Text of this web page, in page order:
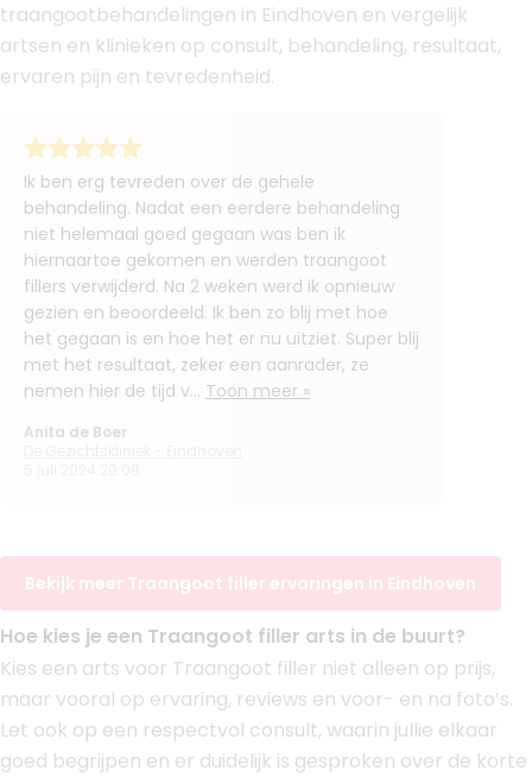
Klinieken
Faceland Eindhoven
Private Mediclinic Roermond
+ 3 meer
Bekijk artsprofiel
(9reviews)
7. MSc. Hans Janssen
BIG-nummer : 59917608281
FunctiePhysician Assistant
Aantal jaar ervaring 3 jaar
Klinieken
Faceland Eindhoven
Faceland Arnhem
(41reviews)
8. Drs. Hugo Ammerlaan
BIG-nummer: 79919762601
FunctieCosmetisch Arts KNMG, Cosmetisch arts
Aantal jaar ervaring 9 jaar
Klinieken
The Body Clinic Eindhoven
The Body Clinic Den Bosch
traangootbehandelingen in Eindhoven en vergelijk
artsen en klinieken op consult, behandeling, resultaat,
ervaren pijn en tevredenheid.
Ik ben erg tevreden over de gehele
behandeling. Nadat een eerdere behandeling
niet helemaal goed gegaan was ben ik
hiernaartoe gekomen en werden traangoot
fillers verwijderd. Na 2 weken werd ik opnieuw
gezien en beoordeeld. Ik ben zo blij met hoe
het gegaan is en hoe het er nu uitziet. Super blij
met het resultaat, zeker een aanrader, ze
nemen hier de tijd v... Toon meer »
Anita de Boer
Bekijk meer Traangoot filler ervaringen in Eindhoven
Hoe kies je een Traangoot filler arts in de buurt?
Kies een arts voor Traangoot filler niet alleen op prijs,
maar vooral op ervaring, reviews en voor- en na foto’s.
Let ook op een respectvol consult, waarin jullie elkaar
goed begrijpen en er duidelijk is gesproken over de korte